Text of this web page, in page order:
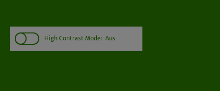
High Contrast Mode: Aus